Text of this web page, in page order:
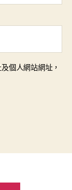
個人網站網址，